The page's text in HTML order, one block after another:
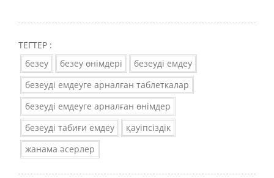
ТЕГТЕР :
безеу
безеу өнімдері
безеуді емдеу
безеуді емдеуге арналған таблеткалар
безеуді емдеуге арналған өнімдер
безеуді табиғи емдеу
қауіпсіздік
жанама әсерлер